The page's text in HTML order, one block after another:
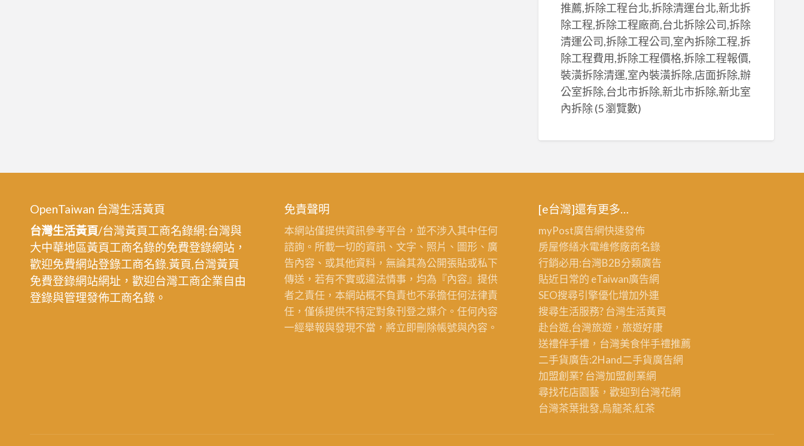
推薦,拆除工程台北,拆除清運台北,新北拆
除工程,拆除工程廠商,台北拆除公司,拆除
清運公司,拆除工程公司,室內拆除工程,拆
除工程費用,拆除工程價格,拆除工程報價,
裝潢拆除清運,室內裝潢拆除,店面拆除,辦
公室拆除,台北市拆除,新北市拆除,新北室
內拆除(5 瀏覽數)
OpenTaiwan 台灣生活黃頁
台灣生活黃頁/台灣黃頁工商名錄網:台灣與
大中華地區黃頁工商名錄的免費登錄網站，
歡迎免費網站登錄工商名錄.黃頁,台灣黃頁
免費登錄網站網址，歡迎台灣工商企業自由
登錄與管理發佈工商名錄。
免責聲明
本網站僅提供資訊參考平台，並不涉入其中任何
諮詢。所載一切的資訊、文字、照片、圖形、廣
告內容、或其他資料，無論其為公開張貼或私下
傳送，若有不實或違法情事，均為『內容』提供
者之責任，本網站概不負責也不承擔任何法律責
任，僅係提供不特定對象刊登之媒介。任何內容
一經舉報與發現不當，將立即刪除帳號與內容。
[e台灣]還有更多…
myPost廣告網快速發佈
房屋修繕水電維修廠商名錄
行銷必用:台灣B2B分類廣告
貼近日常的 eTaiwan廣告網
SEO搜尋引擎優化增加外連
搜尋生活服務? 台灣生活黃頁
赴台遊,台灣旅遊 ，旅遊好康
送禮伴手禮，台灣美食伴手禮推薦
二手貨廣告:2Hand二手貨廣告網
加盟創業? 台灣加盟創業網
尋找花店園藝，歡迎到台灣花網
台灣茶葉批發,烏龍茶,紅茶